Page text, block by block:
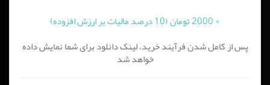
+ 2000 تومان (10 درصد مالیات بر ارزش افزوده)
پس از کامل شدن فرآیند خرید، لینک دانلود برای شما نمایش داده
خواهد شد